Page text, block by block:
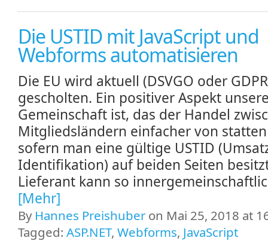
Die USTID mit JavaScript und
Webforms automatisieren
Die EU wird aktuell (DSVGO oder
gescholten. Ein positiver Aspekt
Gemeinschaft ist, das der Handel
Mitgliedsländern einfacher von
sofern man eine gültige USTID
Identifikation) auf beiden Seiten
Lieferant kann so
[Mehr]
By Hannes Preishuber on Mai 25, 2018 at
Tagged: ASP.NET, Webforms, JavaScript